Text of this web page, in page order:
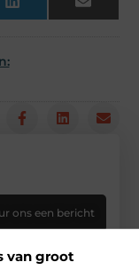
van groot
LinkedIn Email
ons een bericht
Registreer hier